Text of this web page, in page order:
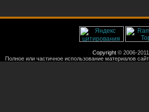
Copyright © 2006-
Полное или частичное использование материалов